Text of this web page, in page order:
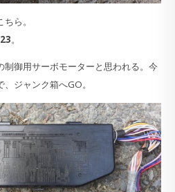
ら。
。
制御用サーボモーターと思われる。今
ジャンク箱へGO。